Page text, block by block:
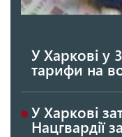
У Харкові у
тарифи на
У Харкові
Нацгвардії